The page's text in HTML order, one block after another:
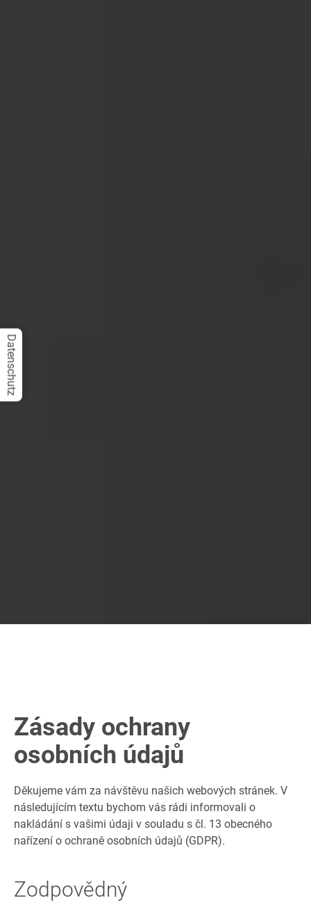
Zásady ochrany
osobních údajů
Děkujeme vám za návštěvu našich webových stránek. V
následujícím textu bychom vás rádi informovali o
nakládání s vašimi údaji v souladu s čl. 13 obecného
nařízení o ochraně osobních údajů (GDPR).
Zodpovědný
Datenschutz